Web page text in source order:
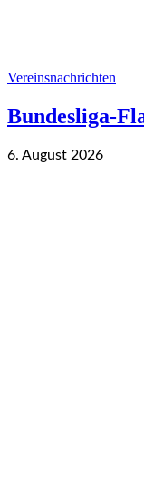
Vereinsnachrichten
Bundesliga-
6. August 2026